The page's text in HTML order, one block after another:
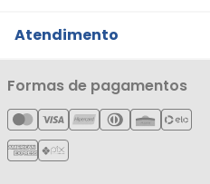
Notícias
Cartão Líderzan
Trocas e Devoluções
Política de Privacidade
Política de Entrega
Política de Reembolso
Atendimento
Minha Conta
Meus Pedidos
Meus Favoritos
Central de Atendimento
Formas de pagamentos